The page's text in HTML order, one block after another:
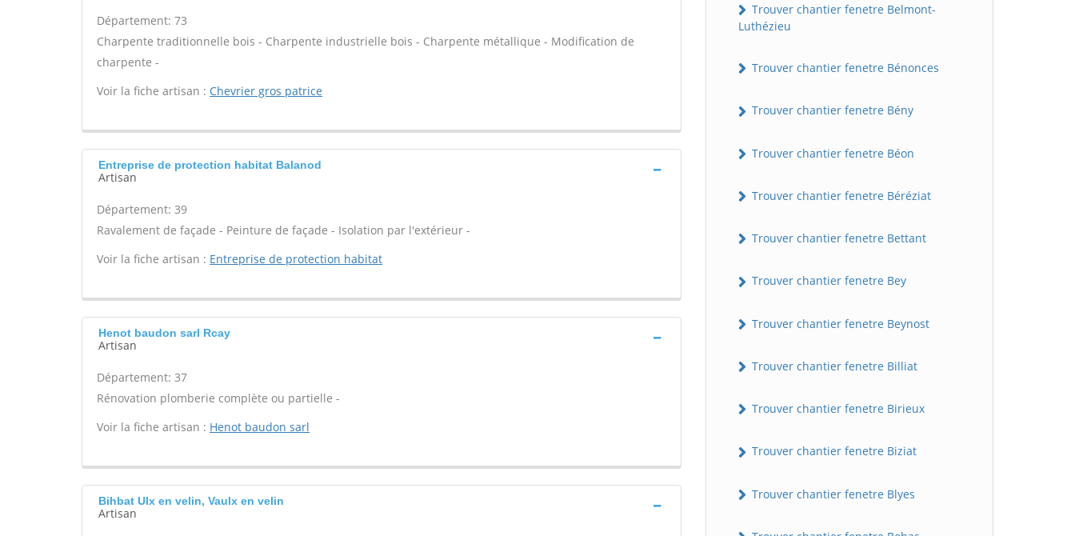
Département: 73
Charpente traditionnelle bois - Charpente industrielle bois - Charpente métallique - Modification de
charpente -
Voir la fiche artisan : Chevrier gros patrice
Entreprise de protection habitat Balanod
Artisan
Département: 39
Ravalement de façade - Peinture de façade - Isolation par l'extérieur -
Voir la fiche artisan : Entreprise de protection habitat
Henot baudon sarl Rcay
Artisan
Département: 37
Rénovation plomberie complète ou partielle -
Voir la fiche artisan : Henot baudon sarl
Bihbat Ulx en velin, Vaulx en velin
Artisan
Trouver chantier fenetre Belmont-
Luthézieu
Trouver chantier fenetre Bénonces
Trouver chantier fenetre Bény
Trouver chantier fenetre Béon
Trouver chantier fenetre Béréziat
Trouver chantier fenetre Bettant
Trouver chantier fenetre Bey
Trouver chantier fenetre Beynost
Trouver chantier fenetre Billiat
Trouver chantier fenetre Birieux
Trouver chantier fenetre Biziat
Trouver chantier fenetre Blyes